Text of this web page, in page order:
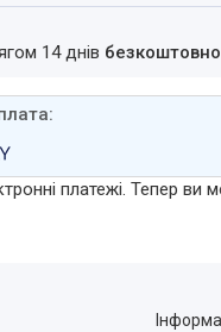
14 днів безкоштовно
платежі. Тепер